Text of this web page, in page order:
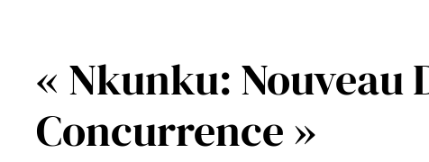
« Nkunku: Nouveau
Concurrence »